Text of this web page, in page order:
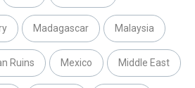
Madagascar Malaysia
Ruins Mexico Middle East